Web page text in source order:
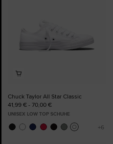
Chuck Taylor All Star Classic
41,99 € - 70,00 €
UNISEX LOW TOP SCHUHE